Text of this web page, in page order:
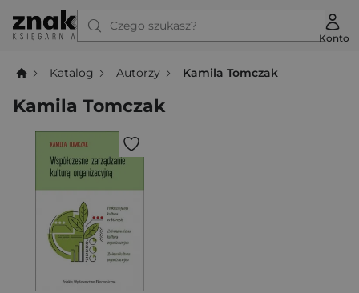
Czego szukasz?
Konto
Katalog Autorzy Kamila Tomczak
Kamila Tomczak